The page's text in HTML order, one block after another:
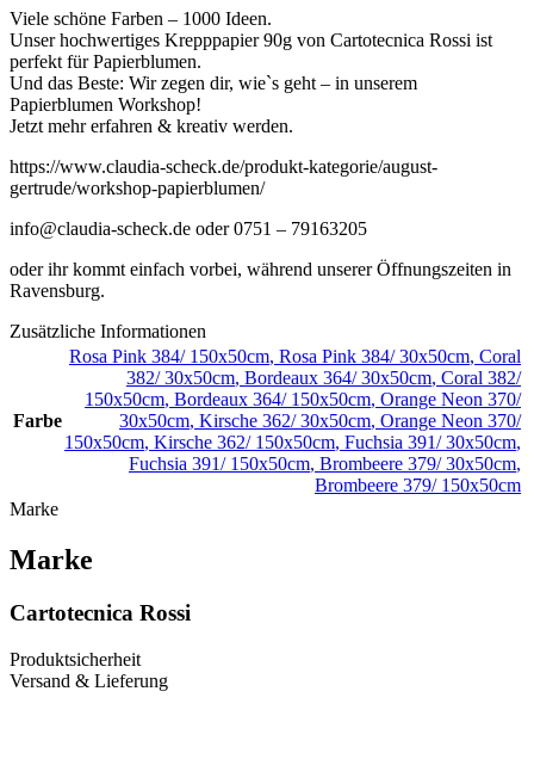
Viele schöne Farben – 1000 Ideen.
Unser hochwertiges Krepppapier 90g von Cartotecnica Rossi ist
perfekt für Papierblumen.
Und das Beste: Wir zegen dir, wie`s geht – in unserem
Papierblumen Workshop!
Jetzt mehr erfahren & kreativ werden.
https://www.claudia-scheck.de/produkt-kategorie/august-
gertrude/workshop-papierblumen/
info@claudia-scheck.de oder 0751 – 79163205
oder ihr kommt einfach vorbei, während unserer Öffnungszeiten in
Ravensburg.
Zusätzliche Informationen
Farbe
Rosa Pink 384/ 150x50cm, Rosa Pink 384/ 30x50cm, Coral
382/ 30x50cm, Bordeaux 364/ 30x50cm, Coral 382/
150x50cm, Bordeaux 364/ 150x50cm, Orange Neon 370/
30x50cm, Kirsche 362/ 30x50cm, Orange Neon 370/
150x50cm, Kirsche 362/ 150x50cm, Fuchsia 391/ 30x50cm,
Fuchsia 391/ 150x50cm, Brombeere 379/ 30x50cm,
Brombeere 379/ 150x50cm
Marke
Marke
Cartotecnica Rossi
Produktsicherheit
Versand & Lieferung